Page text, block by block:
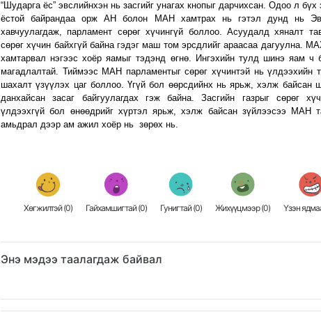
“Шударга ёс” эвслийнхэн нь засгийг унагах кнопыг дарчихсан. Одоо л бүх
ёстой байрандаа орж АН болон МАН хамтрах нь гэтэл дунд нь
хавчуулагдаж, парламент сөрөг хүчингүй боллоо. Асуудалд хяналт
сөрөг хүчин байхгүй байна гэдэг маш том эрсдлийг араасаа дагуулна.
хамтарвал нэгээс хоёр яамыг тэдэнд өгнө. Ингэхийн тулд шинэ яам ч
магадлалтай. Тиймээс МАН парламентыг сөрөг хүчинтэй нь үлдээхийн
шахалт үзүүлэх цаг боллоо. Үгүй бол өөрсдийнх нь ярьж, хэлж байсан
данхайсан засаг байгуулагдах гэж байна. Засгийн газрыг сөрөг
үлдээхгүй бол өнөөдрийг хүртэл ярьж, хэлж байсан зүйлээсээ МАН
амьдрал дээр ам ажил хоёр нь зөрөх нь.
Хөгжилтэй (0) Гайхамшигтай (0) Гунигтай (0) Жихүүцмээр (0) Үзэн
Энэ мэдээ таалагдаж байвал